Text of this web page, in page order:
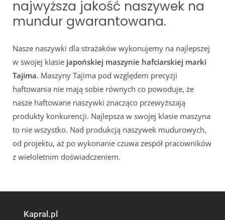
najwyższa jakość naszywek na
mundur gwarantowana.
Nasze naszywki dla strażaków wykonujemy na najlepszej
w swojej klasie japońskiej maszynie hafciarskiej marki
Tajima. Maszyny Tajima pod względem precyzji
haftowania nie mają sobie równych co powoduje, że
nasze haftowane naszywki znacząco przewyższają
produkty konkurencji. Najlepsza w swojej klasie maszyna
to nie wszystko. Nad produkcją naszywek mudurowych,
od projektu, aż po wykonanie czuwa zespół pracowników
z wieloletnim doświadczeniem.
Kapral.pl